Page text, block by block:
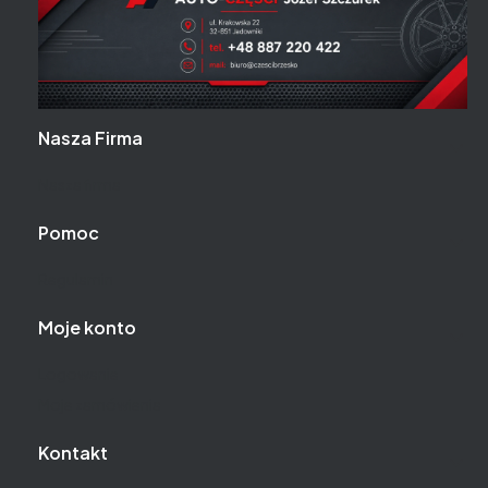
Linki w stopce
Nasza Firma
Pomoc
Moje konto
Kontakt